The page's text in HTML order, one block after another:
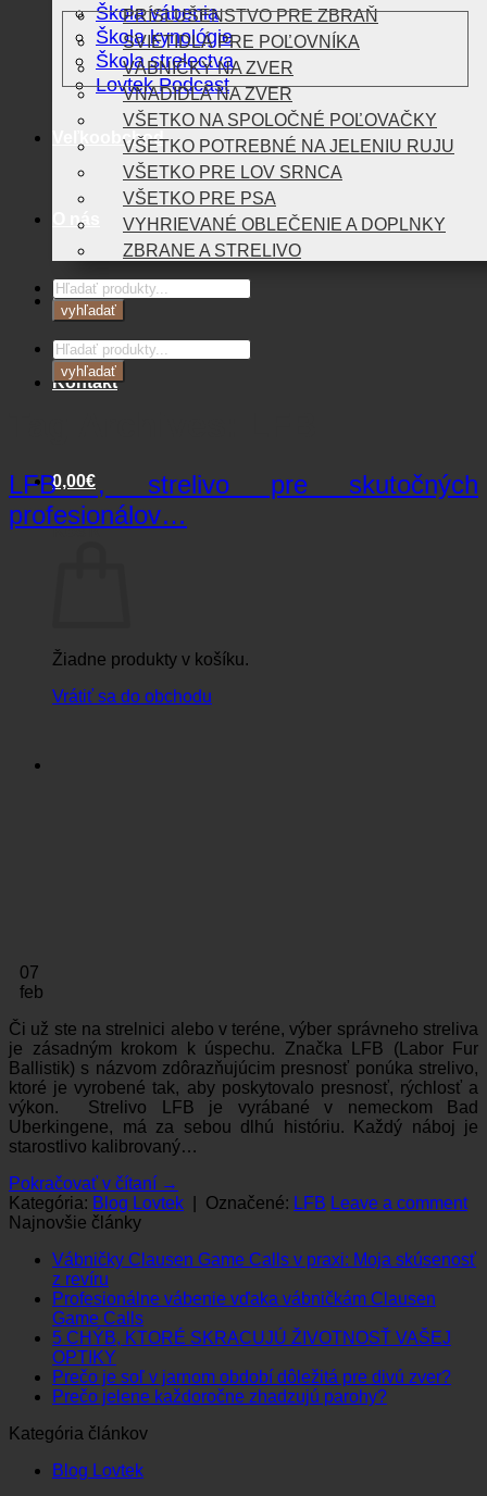
Škola vábenia
Škola kynológie
Škola strelectva
Lovtek Podcast
Veľkoobchod
O nás
Blog
Kontakt
0,00€
Košík
Žiadne produkty v košíku.
Vrátiť sa do obchodu
PRÍSLUŠENSTVO PRE ZBRAŇ
SVIETIDLÁ PRE POĽOVNÍKA
VÁBNIČKY NA ZVER
VNADIDLÁ NA ZVER
VŠETKO NA SPOLOČNÉ POĽOVAČKY
VŠETKO POTREBNÉ NA JELENIU RUJU
VŠETKO PRE LOV SRNCA
VŠETKO PRE PSA
VYHRIEVANÉ OBLEČENIE A DOPLNKY
ZBRANE A STRELIVO
Products
search
vyhľadať
Products
search
vyhľadať
LFB , strelivo pre skutočných
profesionálov…
07
feb
Či už ste na strelnici alebo v teréne, výber správneho streliva
je zásadným krokom k úspechu. Značka LFB (Labor Fur
Ballistik) s názvom zdôrazňujúcim presnosť ponúka strelivo,
ktoré je vyrobené tak, aby poskytovalo presnosť, rýchlosť a
výkon. Strelivo LFB je vyrábané v nemeckom Bad
Uberkingene, má za sebou dlhú históriu. Každý náboj je
starostlivo kalibrovaný…
Pokračovať v čítaní →
Kategória: Blog Lovtek Označené: LFB Leave a comment
Najnovšie články
Vábničky Clausen Game Calls v praxi: Moja skúsenosť
z revíru
komentáre
na
Vábničky
Clausen
Game
Calls
praxi:
skúsenosť
Profesionálne vábenie vďaka vábničkám Clausen
Game CallsŽiadne
komentáre
Profesionálne
vábenie
vábničkám
Game
5 CHÝB, KTORÉ SKRACUJÚ ŽIVOTNOSŤ VAŠEJ
OPTIKY
komentáre
na
CHÝB,
SKRACUJÚ
Prečo je soľ v jarnom období dôležitá pre divú zver?
Prečo jelene každoročne zhadzujú parohy?Žiadne
Kategória článkov
Blog Lovtek